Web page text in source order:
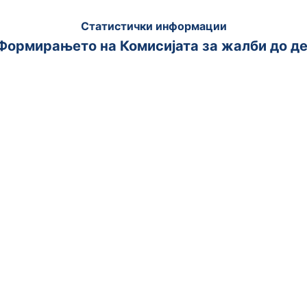
Статистички информации
на Комисијата за жалби до